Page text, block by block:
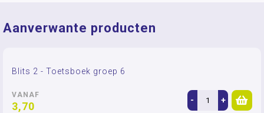
Aanverwante producten
Blits 2 - Toetsboek groep 6
VANAF
3,70 - +